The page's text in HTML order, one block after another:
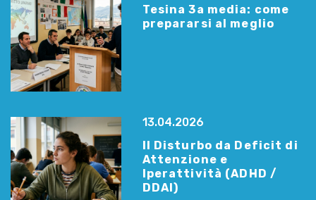
Tesina 3a media: come
prepararsi al meglio
13.04.2026
Il Disturbo da Deficit di
Attenzione e
Iperattività (ADHD /
DDAI)